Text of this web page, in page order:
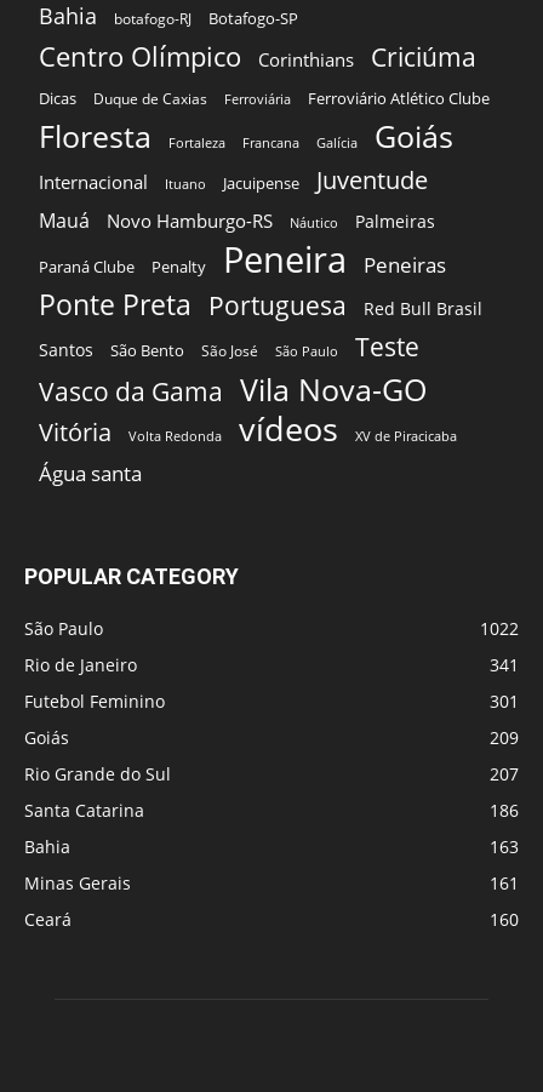
Bahia botafogo-RJ Botafogo-SP
Centro Olímpico Corinthians Criciúma
Dicas Duque de Caxias Ferroviária Ferroviário Atlético Clube
Floresta Fortaleza Francana Galícia Goiás
Internacional Ituano Jacuipense Juventude
Mauá Novo Hamburgo-RS Náutico Palmeiras
Paraná Clube Penalty Peneira Peneiras
Ponte Preta Portuguesa
Red Bull Brasil
Santos
São Bento São José São Paulo Teste
Vasco da Gama Vila Nova-GO
Vitória Volta Redonda vídeos XV de Piracicaba
Água santa
POPULAR CATEGORY
São Paulo
1022
Rio de Janeiro
341
Futebol Feminino
301
Goiás
209
Rio Grande do Sul
207
Santa Catarina
186
Bahia
163
Minas Gerais
161
Ceará
160